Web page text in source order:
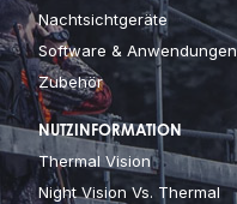
Nachtsichtgeräte
Software & Anwendungen
Zubehör
NUTZINFORMATION
Thermal Vision
Night Vision Vs. Thermal